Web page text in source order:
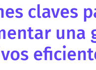
claves
una